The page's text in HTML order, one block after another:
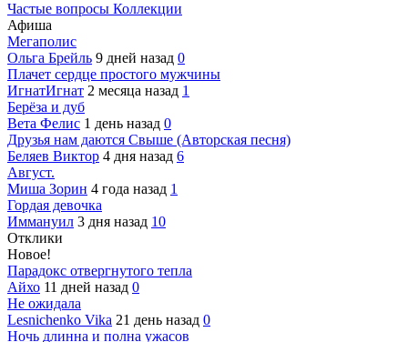
Частые вопросы Коллекции
Афиша
Мегаполис
Ольга Брейль 9 дней назад 0
Плачет сердце простого мужчины
ИгнатИгнат 2 месяца назад 1
Берёза и дуб
Вета Фелис 1 день назад 0
Друзья нам даются Свыше (Авторская песня)
Беляев Виктор 4 дня назад 6
Август.
Миша Зорин 4 года назад 1
Гордая девочка
Иммануил 3 дня назад 10
Отклики
Новое!
Парадокс отвергнутого тепла
Айхо 11 дней назад 0
Не ожидала
Lesnichenko Vika 21 день назад 0
Ночь длинна и полна ужасов